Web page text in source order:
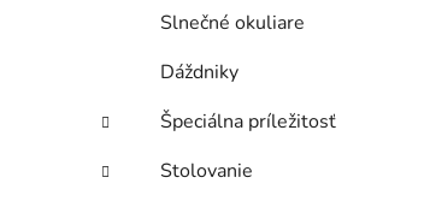
Slnečné okuliare
Dáždniky
Špeciálna príležitosť
Stolovanie